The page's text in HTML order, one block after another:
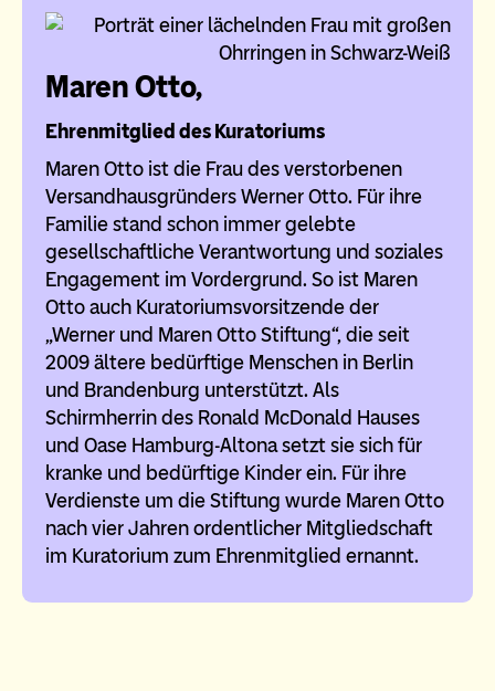
Maren Otto,
Ehrenmitglied des Kuratoriums
Maren Otto ist die Frau des verstorbenen
Versandhausgründers Werner Otto. Für ihre
Familie stand schon immer gelebte
gesellschaftliche Verantwortung und soziales
Engagement im Vordergrund. So ist Maren
Otto auch Kuratoriumsvorsitzende der
„Werner und Maren Otto Stiftung“, die seit
2009 ältere bedürftige Menschen in Berlin
und Brandenburg unterstützt. Als
Schirmherrin des Ronald McDonald Hauses
und Oase Hamburg-Altona setzt sie sich für
kranke und bedürftige Kinder ein. Für ihre
Verdienste um die Stiftung wurde Maren Otto
nach vier Jahren ordentlicher Mitgliedschaft
im Kuratorium zum Ehrenmitglied ernannt.